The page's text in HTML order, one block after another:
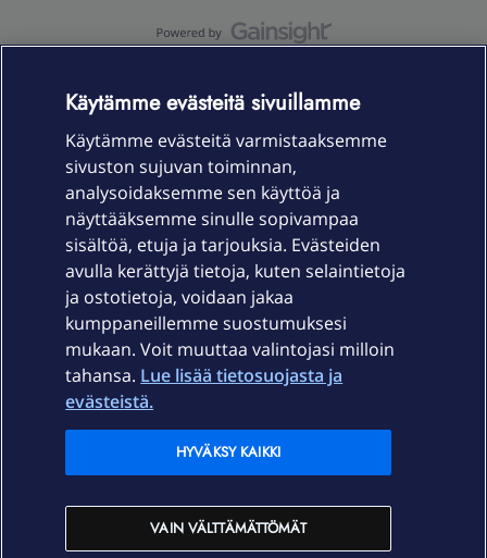
Laitteet & liittymät
Palvelut
Ajankohtaista
Elisa Oyj
In English
Käytämme evästeitä sivuillamme
Käytämme evästeitä varmistaaksemme
sivuston sujuvan toiminnan,
analysoidaksemme sen käyttöä ja
näyttääksemme sinulle sopivampaa
sisältöä, etuja ja tarjouksia. Evästeiden
avulla kerättyjä tietoja, kuten selaintietoja
ja ostotietoja, voidaan jakaa
kumppaneillemme suostumuksesi
mukaan. Voit muuttaa valintojasi milloin
tahansa. Lue lisää tietosuojasta ja
evästeistä.
VAIN VÄLTTÄMÄTTÖMÄT
HYVÄKSY KAIKKI